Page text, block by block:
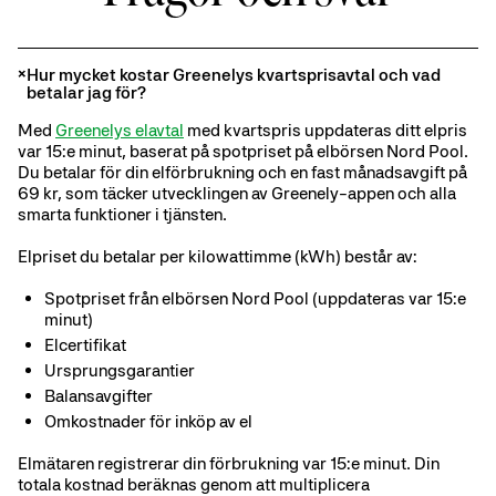
Hur mycket kostar Greenelys kvartsprisavtal och vad
betalar jag för?
Med Greenelys elavtal med kvartspris uppdateras ditt elpris
var 15:e minut, baserat på spotpriset på elbörsen Nord Pool.
Du betalar för din elförbrukning och en fast månadsavgift på
69 kr, som täcker utvecklingen av Greenely-appen och alla
smarta funktioner i tjänsten.
Elpriset du betalar per kilowattimme (kWh) består av:
Spotpriset från elbörsen Nord Pool (uppdateras var 15:e
minut)
Elcertifikat
Ursprungsgarantier
Balansavgifter
Omkostnader för inköp av el
Elmätaren registrerar din förbrukning var 15:e minut. Din
totala kostnad beräknas genom att multiplicera